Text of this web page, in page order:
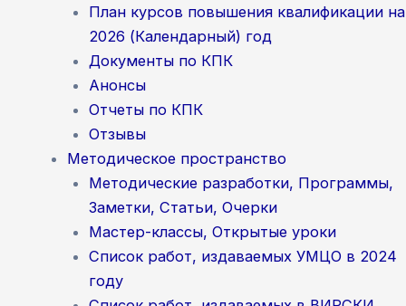
План курсов повышения квалификации на
2026 (Календарный) год
Документы по КПК
Анонсы
Отчеты по КПК
Отзывы
Методическое пространство
Методические разработки, Программы,
Заметки, Статьи, Очерки
Мастер-классы, Открытые уроки
Список работ, издаваемых УМЦО в 2024
году